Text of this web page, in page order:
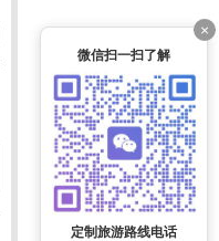
×
微信扫一扫了解
定制旅游路线电话